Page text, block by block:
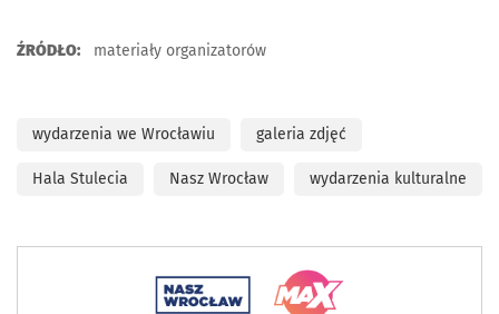
ŹRÓDŁO: materiały organizatorów
wydarzenia we Wrocławiu galeria zdjęć
Hala Stulecia Nasz Wrocław wydarzenia kulturalne